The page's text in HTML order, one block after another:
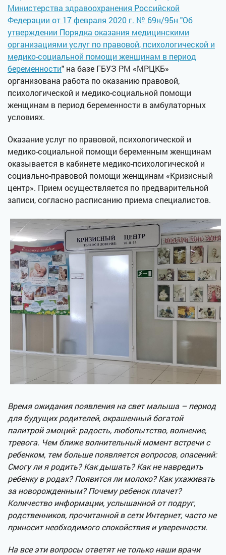
Министерства здравоохранения Российской
Федерации от 17 февраля 2020 г. № 69н/95н "Об
утверждении Порядка оказания медицинскими
организациями услуг по правовой, психологической и
медико-социальной помощи женщинам в период
беременности" на базе ГБУЗ РМ «МРЦКБ»
организована работа по оказанию правовой,
психологической и медико-социальной помощи
женщинам в период беременности в амбулаторных
условиях.
Оказание услуг по правовой, психологической и
медико-социальной помощи беременным женщинам
оказывается в кабинете медико-психологической и
социально-правовой помощи женщинам «Кризисный
центр». Прием осуществляется по предварительной
записи, согласно расписанию приема специалистов.
Время ожидания появления на свет малыша – период
для будущих родителей, окрашенный богатой
палитрой эмоций: радость, любопытство, волнение,
тревога. Чем ближе волнительный момент встречи с
ребенком, тем больше появляется вопросов, опасений:
Смогу ли я родить? Как дышать? Как не навредить
ребенку в родах? Появится ли молоко? Как ухаживать
за новорожденным? Почему ребенок плачет?
Количество информации, услышанной от подруг,
родственников, прочитанной в сети Интернет, часто не
приносит необходимого спокойствия и уверенности.
На все эти вопросы ответят не только наши врачи